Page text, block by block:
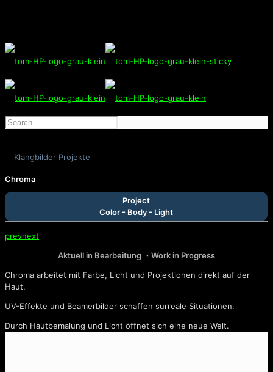
Klangbilder Projekte
Chroma
Project
Color - Body - Light
prevnext
Aktuell in Bearbeitung ・Work in Progress
Chroma arbeitet mit Farbe, Licht und Projektionen direkt auf der
Haut.
UV-Effekte und Beamerbilder schaffen surreale Situationen.
Durch Hautbemalung und Licht öffnet sich eine neue Welt.